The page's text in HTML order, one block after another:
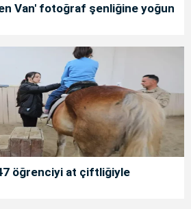
Van' fotoğraf şenliğine yoğun
öğrenciyi at çiftliğiyle